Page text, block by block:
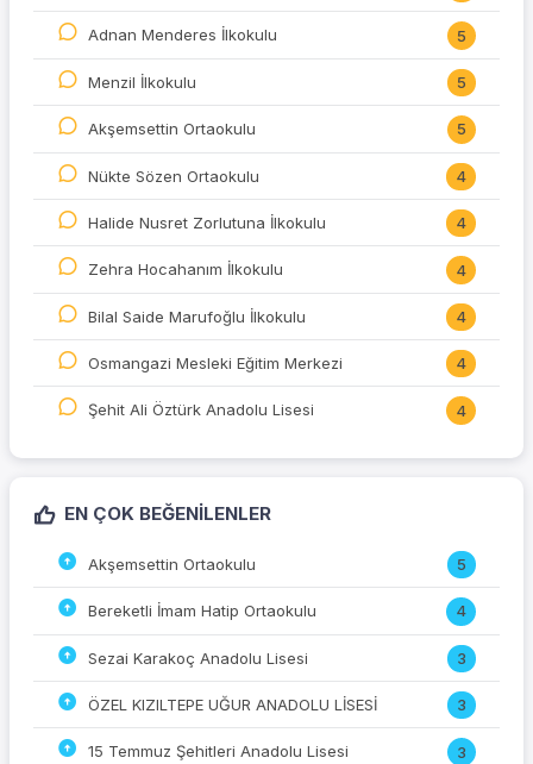
Adnan Menderes İlkokulu 5
Menzil İlkokulu 5
Akşemsettin Ortaokulu 5
Nükte Sözen Ortaokulu 4
Halide Nusret Zorlutuna İlkokulu 4
Zehra Hocahanım İlkokulu 4
Bilal Saide Marufoğlu İlkokulu 4
Osmangazi Mesleki Eğitim Merkezi 4
Şehit Ali Öztürk Anadolu Lisesi 4
EN ÇOK BEĞENILENLER
Akşemsettin Ortaokulu 5
Bereketli İmam Hatip Ortaokulu 4
Sezai Karakoç Anadolu Lisesi 3
ÖZEL KIZILTEPE UĞUR ANADOLU LİSESİ 3
15 Temmuz Şehitleri Anadolu Lisesi 3